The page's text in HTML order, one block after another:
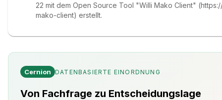
22 mit dem Open Source Tool "Willi Mako Client"
mako-client) erstellt.
Cernion DATENBASIERTE EINORDNUNG
Von Fachfrage zu Entscheidungslage